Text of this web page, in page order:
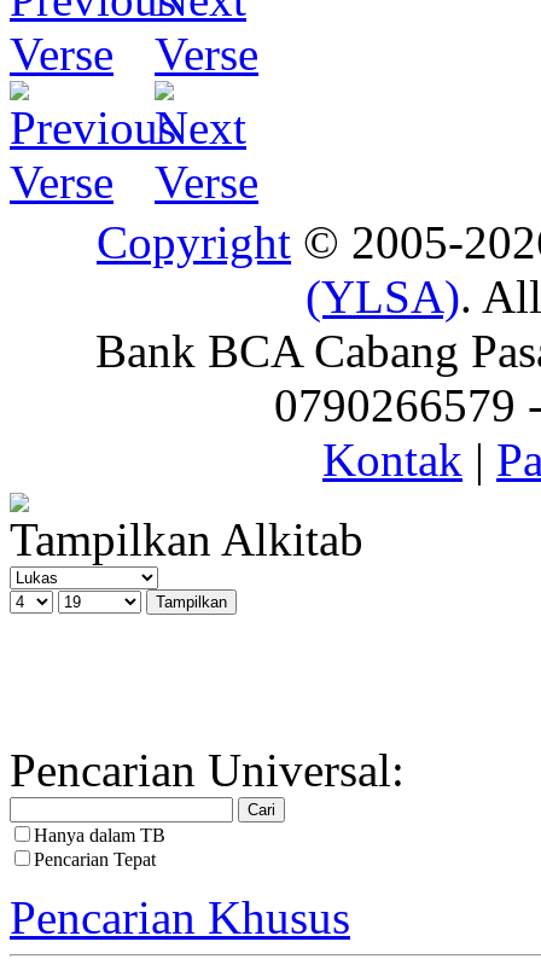
Copyright © 2005-
(YLSA).
Bank BCA Cabang
0790266579
Kontak |
Tampilkan Alkitab
Pencarian Universal:
Hanya dalam TB
Pencarian Tepat
Pencarian Khusus